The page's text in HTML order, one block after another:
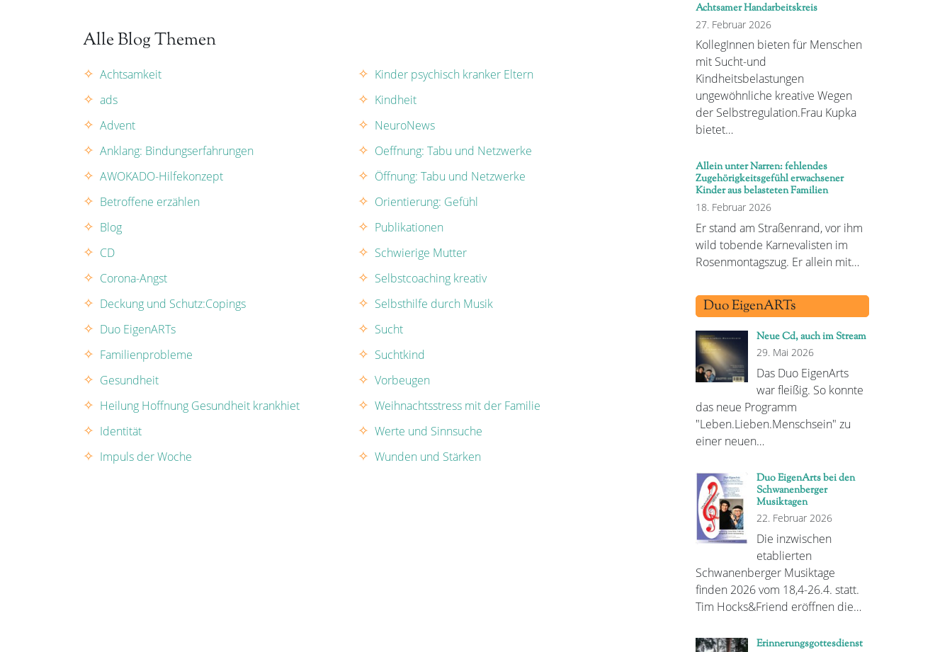
Alle Blog Themen
Achtsamkeit
ads
Advent
Anklang: Bindungserfahrungen
AWOKADO-Hilfekonzept
Betroffene erzählen
Blog
CD
Corona-Angst
Deckung und Schutz:Copings
Duo EigenARTs
Familienprobleme
Gesundheit
Heilung Hoffnung Gesundheit krankhiet
Identität
Impuls der Woche
Kinder psychisch kranker Eltern
Kindheit
NeuroNews
Oeffnung: Tabu und Netzwerke
Öffnung: Tabu und Netzwerke
Orientierung: Gefühl
Publikationen
Schwierige Mutter
Selbstcoaching kreativ
Selbsthilfe durch Musik
Sucht
Suchtkind
Vorbeugen
Weihnachtsstress mit der Familie
Werte und Sinnsuche
Wunden und Stärken
Achtsamer Handarbeitskreis
27. Februar 2026
KollegInnen bieten für Menschen
mit Sucht-und
Kindheitsbelastungen
ungewöhnliche kreative Wegen
der Selbstregulation.Frau Kupka
bietet…
Allein unter Narren: fehlendes
Zugehörigkeitsgefühl erwachsener
Kinder aus belasteten Familien
18. Februar 2026
Er stand am Straßenrand, vor ihm
wild tobende Karnevalisten im
Rosenmontagszug. Er allein mit…
Duo EigenARTs
Neue Cd, auch im Stream
29. Mai 2026
Das Duo EigenArts
war fleißig. So konnte
das neue Programm
"Leben.Lieben.Menschsein" zu
einer neuen…
Duo EigenArts bei den
Schwanenberger
Musiktagen
22. Februar 2026
Die inzwischen
etablierten
Schwanenberger Musiktage
finden 2026 vom 18,4-26.4. statt.
Tim Hocks&Friend eröffnen die…
Erinnerungsgottesdienst